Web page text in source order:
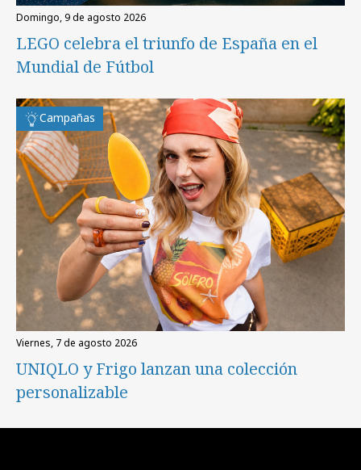
domingo, 9 de agosto 2026
LEGO celebra el triunfo de España en el
Mundial de Fútbol
Campañas
viernes, 7 de agosto 2026
UNIQLO y Frigo lanzan una colección
personalizable